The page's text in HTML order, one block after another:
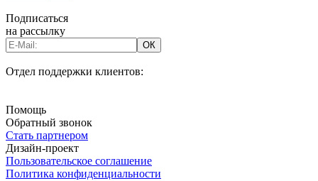
Подписаться
на рассылку
Отдел поддержки клиентов:
Помощь
Обратный звонок
Стать партнером
Дизайн-проект
Пользовательское соглашение
Политика конфиденциальности